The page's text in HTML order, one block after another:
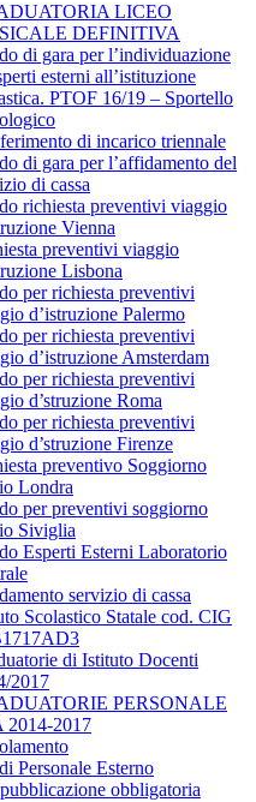
LICEO
DEFINITIVA
di gara per l’individuazione
esterni all’istituzione
PTOF 16/19 – Sportello
di incarico triennale
di gara per l’affidamento del
di cassa
richiesta preventivi viaggio
Vienna
preventivi viaggio
Lisbona
per richiesta preventivi
d’istruzione Palermo
per richiesta preventivi
d’istruzione Amsterdam
per richiesta preventivi
d’struzione Roma
per richiesta preventivi
d’struzione Firenze
preventivo Soggiorno
Londra
per preventivi soggiorno
Siviglia
Esperti Esterni Laboratorio
servizio di cassa
Scolastico Statale cod. CIG
di Istituto Docenti
2017
PERSONALE
2014-2017
Personale Esterno
obbligatoria